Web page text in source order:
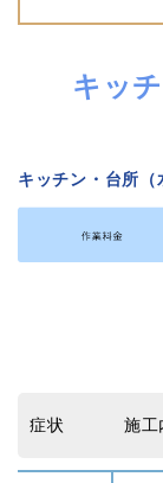
キッ
キッチン・台所（
症状 施工